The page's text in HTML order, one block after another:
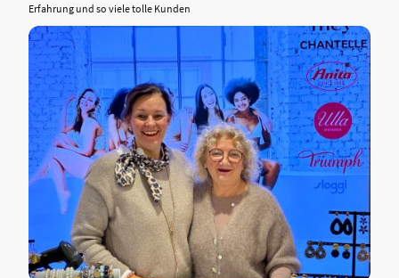
Erfahrung und so viele tolle Kunden